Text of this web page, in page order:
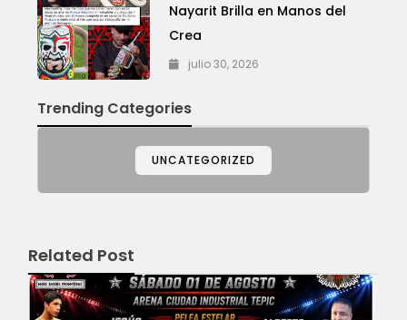
Nayarit Brilla en Manos del
Crea
julio 30, 2026
Trending Categories
UNCATEGORIZED
Related Post